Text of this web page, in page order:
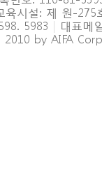
육시설: 제 원-
5983 | 대표메
2010 by AIFA